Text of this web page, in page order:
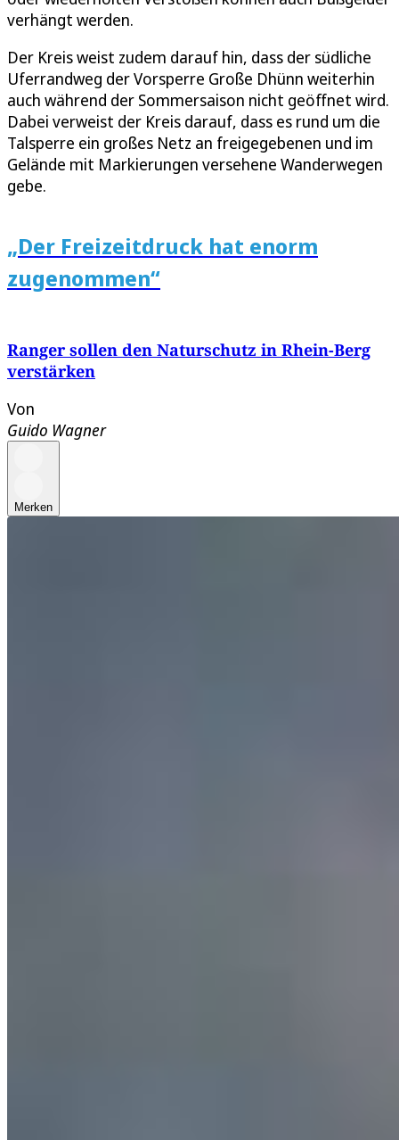
verhängt werden.
Der Kreis weist zudem darauf hin, dass der südliche
Uferrandweg der Vorsperre Große Dhünn weiterhin
auch während der Sommersaison nicht geöffnet wird.
Dabei verweist der Kreis darauf, dass es rund um die
Talsperre ein großes Netz an freigegebenen und im
Gelände mit Markierungen versehene Wanderwegen
gebe.
„Der Freizeitdruck hat enorm
zugenommen“
Ranger sollen den Naturschutz in Rhein-Berg
verstärken
Von
Guido Wagner
Merken